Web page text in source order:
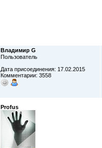
Владимир G
Пользователь
Дата присоединения: 17.02.2015
Комментарии: 3558
Profus